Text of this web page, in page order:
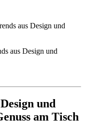
aus Design und
und
am Tisch